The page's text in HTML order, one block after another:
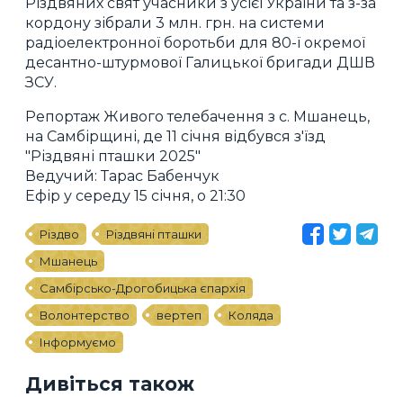
кордону зібрали 3 млн. грн. на системи
радіоелектронної боротьби для 80-ї окремої
десантно-штурмової Галицької бригади ДШВ
ЗСУ.
Репортаж Живого телебачення з с. Мшанець,
на Самбірщині, де 11 січня відбувся з'їзд
"Різдвяні пташки 2025"
Ведучий: Тарас Бабенчук
Ефір у середу 15 січня, о 21:30
Різдво
Різдвяні пташки
Мшанець
Самбірсько-Дрогобицька єпархія
Волонтерство
вертеп
Коляда
Інформуємо
Дивіться також